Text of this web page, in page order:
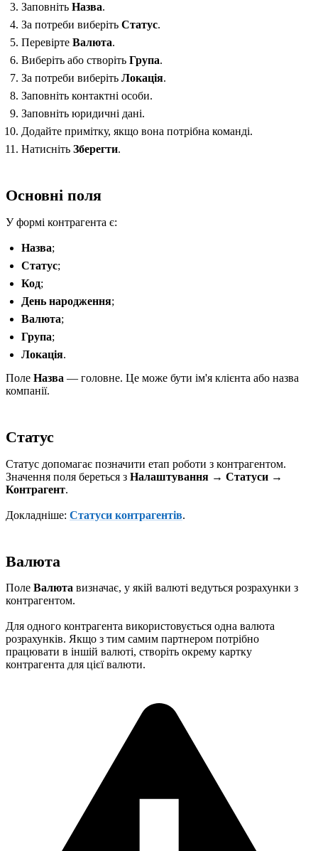
Заповніть Назва.
За потреби виберіть Статус.
Перевірте Валюта.
Виберіть або створіть Група.
За потреби виберіть Локація.
Заповніть контактні особи.
Заповніть юридичні дані.
Додайте примітку, якщо вона потрібна команді.
Натисніть Зберегти.
Основні поля
У формі контрагента є:
Назва;
Статус;
Код;
День народження;
Валюта;
Група;
Локація.
Поле Назва — головне. Це може бути ім'я клієнта або назва
компанії.
Статус
Статус допомагає позначити етап роботи з контрагентом.
Значення поля береться з Налаштування → Статуси →
Контрагент.
Докладніше: Статуси контрагентів.
Валюта
Поле Валюта визначає, у якій валюті ведуться розрахунки з
контрагентом.
Для одного контрагента використовується одна валюта
розрахунків. Якщо з тим самим партнером потрібно
працювати в іншій валюті, створіть окрему картку
контрагента для цієї валюти.